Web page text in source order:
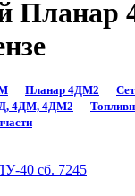
Планар 4ДМ2
4ДМ, 4ДМ2